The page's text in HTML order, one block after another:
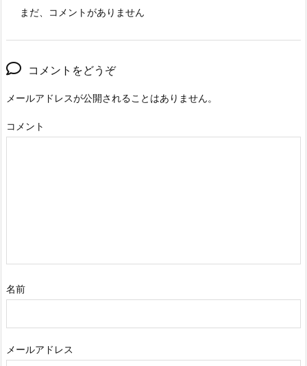
まだ、コメントがありません
コメントをどうぞ
メールアドレスが公開されることはありません。
コメント
名前
メールアドレス